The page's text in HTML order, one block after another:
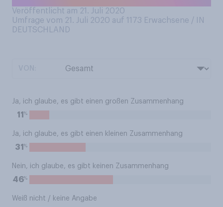
Veröffentlicht am 21. Juli 2020
Umfrage vom 21. Juli 2020 auf 1173 Erwachsene / IN
DEUTSCHLAND
Ja, ich glaube, es gibt einen großen Zusammenhang
11 %
Ja, ich glaube, es gibt einen kleinen Zusammenhang
31 %
Nein, ich glaube, es gibt keinen Zusammenhang
46%
Weiß nicht / keine Angabe